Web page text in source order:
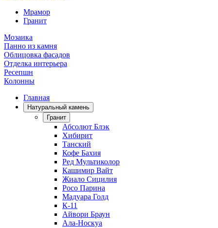
Мрамор
Гранит
Мозаика
Панно из камня
Облицовка фасадов
Отделка интерьера
Ресепшн
Колонны
Главная
Натуральный камень
Гранит
Абсолют Блэк
Хибирит
Танский
Кофе Бахия
Ред Мультиколор
Кашимир Вайт
Жиало Сицилия
Росо Парина
Мадуара Голд
К-11
Айвори Браун
Ала-Носкуа